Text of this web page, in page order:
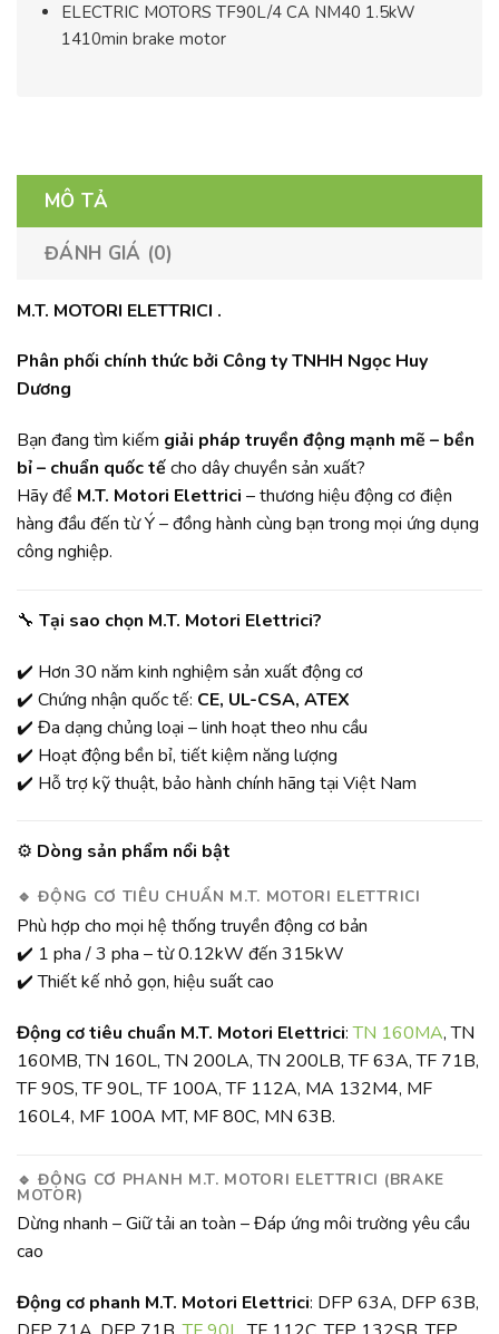
ELECTRIC MOTORS TF90L/4 CA NM40 1.5kW
1410min brake motor
MÔ TẢ
ĐÁNH GIÁ (0)
M.T. MOTORI ELETTRICI .
Phân phối chính thức bởi Công ty TNHH Ngọc Huy
Dương
Bạn đang tìm kiếm giải pháp truyền động mạnh mẽ – bền
bỉ – chuẩn quốc tếcho dây chuyền sản xuất?
Hãy để M.T. Motori Elettrici – thương hiệu động cơ điện
hàng đầu đến từ Ý – đồng hành cùng bạn trong mọi ứng dụng
công nghiệp.
🔧 Tại sao chọn M.T. Motori Elettrici?
✔️ Hơn 30 năm kinh nghiệm sản xuất động cơ
✔️ Chứng nhận quốc tế: CE, UL-CSA, ATEX
✔️ Đa dạng chủng loại – linh hoạt theo nhu cầu
✔️ Hoạt động bền bỉ, tiết kiệm năng lượng
✔️ Hỗ trợ kỹ thuật, bảo hành chính hãng tại Việt Nam
⚙️ Dòng sản phẩm nổi bật
🔹ĐỘNG CƠ TIÊU CHUẨN M.T. MOTORI ELETTRICI
Phù hợp cho mọi hệ thống truyền động cơ bản
✔️ 1 pha / 3 pha – từ 0.12kW đến 315kW
✔️ Thiết kế nhỏ gọn, hiệu suất cao
Động cơ tiêu chuẩn M.T. Motori Elettrici:TN 160MA, TN
160MB, TN 160L, TN 200LA, TN 200LB, TF 63A, TF 71B,
TF 90S, TF 90L, TF 100A, TF 112A, MA 132M4, MF
160L4, MF 100A MT, MF 80C, MN 63B.
🔹ĐỘNG CƠ PHANH M.T. MOTORI ELETTRICI (BRAKE
MOTOR)
Dừng nhanh – Giữ tải an toàn – Đáp ứng môi trường yêu cầu
cao
Động cơ phanh M.T. Motori Elettrici: DFP 63A, DFP 63B,